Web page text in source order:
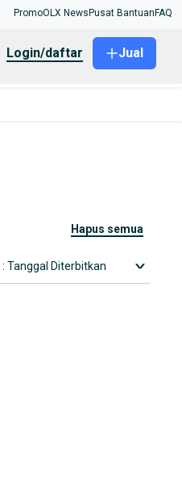
PromoOLX News Pusat Bantuan FAQ
login/daftar Jual
hapus semua
: Tanggal Diterbitkan